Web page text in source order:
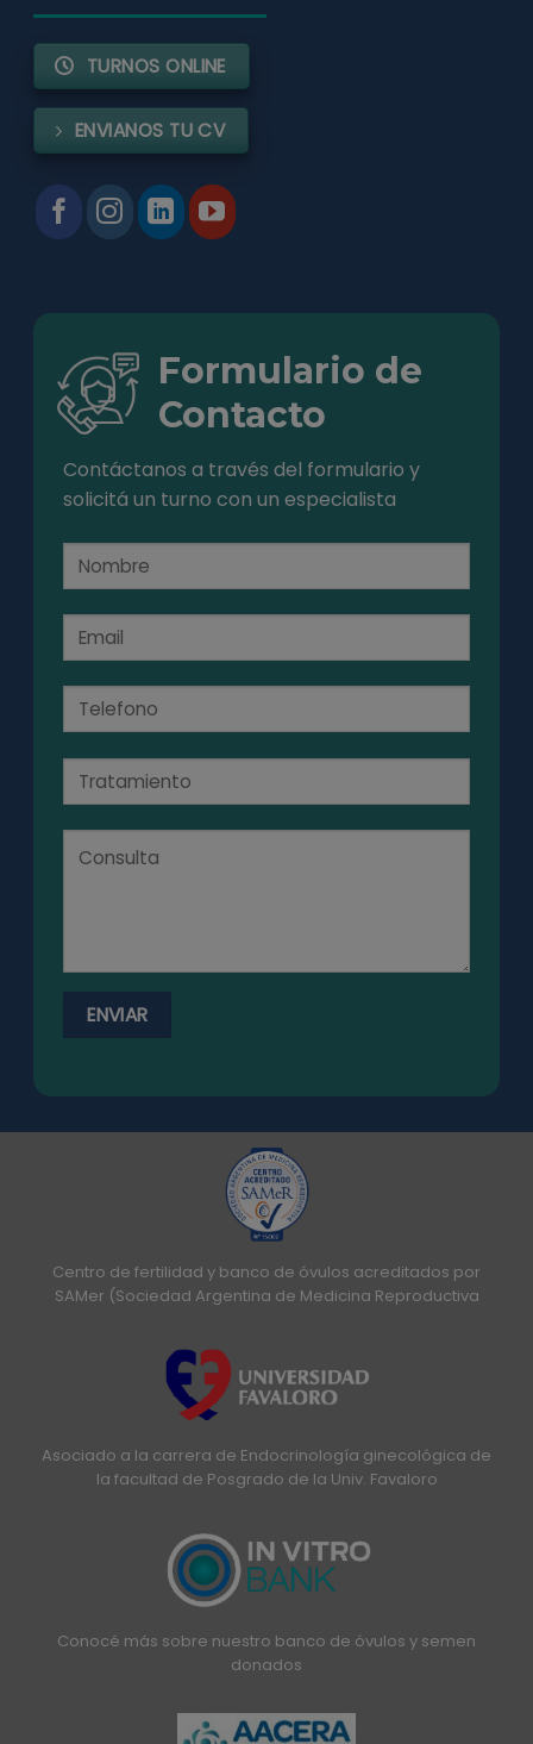
TURNOS ONLINE
ENVIANOS TU CV
Formulario de
Contacto
Contáctanos a través del formulario y
solicitá un turno con un especialista
Centro de fertilidad y banco de óvulos acreditados por
SAMer (Sociedad Argentina de Medicina Reproductiva
Asociado a la carrera de Endocrinología ginecológica de
la facultad de Posgrado de la Univ. Favaloro
Conocé más sobre nuestro banco de óvulos y semen
donados